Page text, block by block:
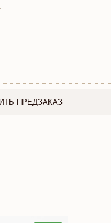
ПРЕДЗАКАЗ